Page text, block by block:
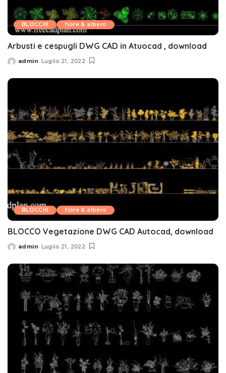
BLOCCHI fiore & albero
Arbusti e cespugli DWG CAD in Atuocad , download
Posted
admin Luglio 21, 2022
BLOCCHI fiore & albero
BLOCCO Vegetazione DWG CAD Autocad, download
Posted
admin Luglio 21, 2022